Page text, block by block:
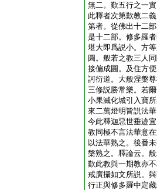
無二。歎五行之一
此釋者次第歎教二
第者。從佛出十二
是十二部。修多羅
堪大即爲説小。方
圓。般若之教三人
接偏成圓。及住方
訶衍道。大般涅槃
三修説勝常樂。若
小果滅化城引入寶
來二萬燈明皆説法
今此釋迦惡世垂迹
教同極不言法華意
以法華熟之。後番
槃熟之。釋論云。
歎此教與一期教亦
戒廣攝如文所説。
行正與修多羅中定